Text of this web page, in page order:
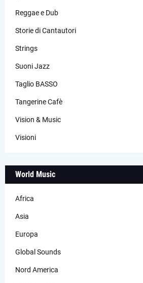
Reggae e Dub
Storie di Cantautori
Strings
Suoni Jazz
Taglio BASSO
Tangerine Cafè
Vision & Music
Visioni
World Music
Africa
Asia
Europa
Global Sounds
Nord America